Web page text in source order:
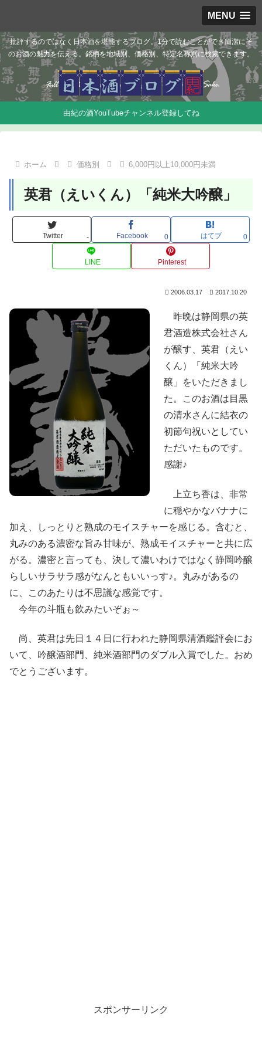
MENU
批評するのではなく日本酒を堪能するブログ。1分で読むことができ簡潔にそ
のお酒の魅力を伝える。銘柄を地域別、価格別、特定名称別に検索できます。
由紀の酒YouTubeチャンネル登録してね
ホーム 価格別 6,000円以上10,000円未満
英君（えいくん）「純米大吟醸」
Twitter - Facebook 0 はてブ 0
LINE Pinterest
2006.03.17 2017.10.20
昨晩は静岡県の英
君酒造株式会社さん
が醸す、英君（えい
くん）「純米大吟
醸」をいただきまし
た。このお酒は目黒
の清水さんに結衣の
初節句祝いとしてい
ただいたものです。
感謝♪
上立ち香は、非常
に穏やかなバナナに
加え、しっとりと熟成のモイスチャーを感じる。含むと、
丸みのある濃密な旨み甘味が、熟成モイスチャーと共に広
がる。濃密と言っても、決して濃いわけではなく静岡吟醸
らしいサラサラ感がなんともいいっす♪。丸みがあるの
に、このあたりは不思議な感覚です。
今年の斗瓶も飲みたいぞぉ～
尚、英君は先日１４日に行われた静岡県清酒鑑評会にお
いて、吟醸酒部門、純米酒部門のダブル入賞でした。おめ
でとうございます。
スポンサーリンク